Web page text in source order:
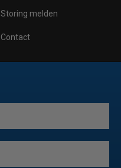
Storing melden
Contact